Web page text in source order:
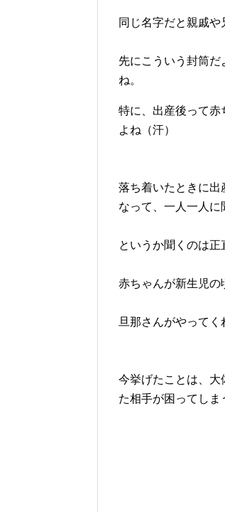
同じ名字だと親戚や
先にこういう封筒
ね。
特に、出産後って赤
よね（汗）
落ち着いたときに出
なって、一人一人に
というか聞くのは正
赤ちゃんが新生児の
旦那さんがやってく
今挙げたことは、大
た相手が困ってしま